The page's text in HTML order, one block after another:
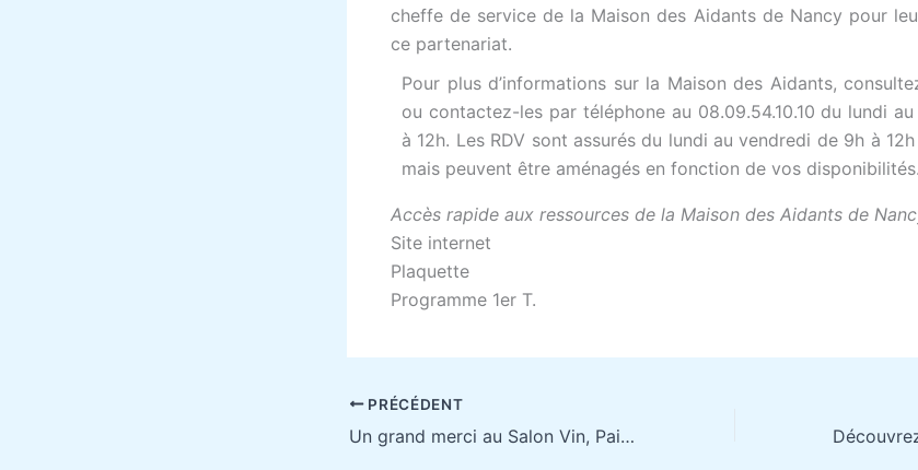
cheffe de service de la Maison des Aidants de Nancy pour
ce partenariat.
Pour plus d’informations sur la Maison des Aidants,
ou contactez-les par téléphone au 08.09.54.10.10 du lundi
à 12h. Les RDV sont assurés du lundi au vendredi de 9h à
mais peuvent être aménagés en fonction de vos disponibilités.
Accès rapide aux ressources de la Maison des Aidants de
Site internet
Plaquette
Programme 1er T.
PRÉCÉDENT
Un grand merci au Salon Vin, Pain, Fromage pour son généreux soutien !